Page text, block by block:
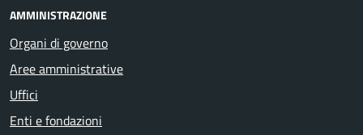
AMMINISTRAZIONE
Organi di governo
Aree amministrative
Uffici
Enti e fondazioni